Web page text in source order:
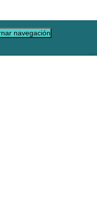
navegación
de
para
de TI